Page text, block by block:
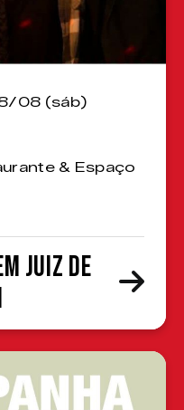
08 (sáb)
& Espaço
Juiz de